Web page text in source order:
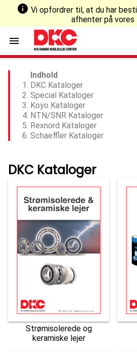
info Vi opfordrer til, at du har
afhenter på vores
menu Forside
Indhold
DKC Kataloger
Special Kataloger
Koyo Kataloger
NTN/SNR Kataloger
Rexnord Kataloger
Schaeffler Kataloger
DKC Kataloger
Strømisolerede og
keramiske lejer